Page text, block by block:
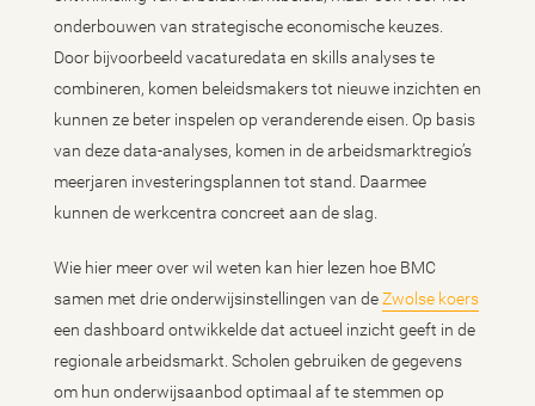
onderbouwen van strategische economische keuzes.
Door bijvoorbeeld vacaturedata en skills analyses te
combineren, komen beleidsmakers tot nieuwe inzichten en
kunnen ze beter inspelen op veranderende eisen. Op basis
van deze data-analyses, komen in de arbeidsmarktregio’s
meerjaren investeringsplannen tot stand. Daarmee
kunnen de werkcentra concreet aan de slag.
Wie hier meer over wil weten kan hier lezen hoe BMC
samen met drie onderwijsinstellingen van deZwolse koers
een dashboard ontwikkelde dat actueel inzicht geeft in de
regionale arbeidsmarkt. Scholen gebruiken de gegevens
om hun onderwijsaanbod optimaal af te stemmen op